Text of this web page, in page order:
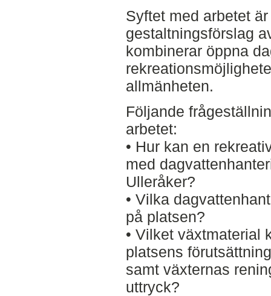
Syftet med arbetet
gestaltningsförslag
kombinerar öppna
allmänheten.
Följande
arbetet:
• Hur kan en
med
Ulleråker?
• Vilka
på platsen?
• Vilket växtmaterial
platsens
samt växternas
uttryck?